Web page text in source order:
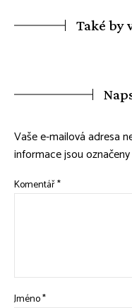
Také by
Vaše e-mailová adresa
informace jsou označeny
Komentář*
Jméno*